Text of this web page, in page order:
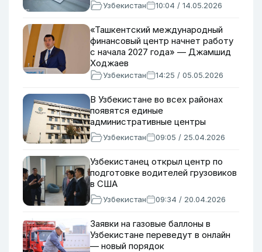
Узбекистан 10:04 / 14.05.2026
«Ташкентский международный
финансовый центр начнет работу
с начала 2027 года» — Джамшид
Ходжаев
Узбекистан 14:25 / 05.05.2026
В Узбекистане во всех районах
появятся единые
административные центры
Узбекистан 09:05 / 25.04.2026
Узбекистанец открыл центр по
подготовке водителей грузовиков
в США
Узбекистан 09:34 / 20.04.2026
Заявки на газовые баллоны в
Узбекистане переведут в онлайн
— новый порядок